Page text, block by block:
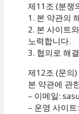
제11조 (분쟁
1. 본 약관의
2. 본 사이트
노력합니다.
3. 협의로 해
제12조 (문의)
본 약관에 관
– 이메일:
– 운영 사이